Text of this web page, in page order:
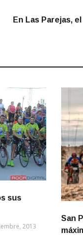
En Las Parejas,
sus
2013
San